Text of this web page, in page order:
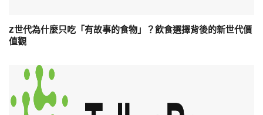
Z世代為什麼只吃「有故事的食物」？飲食選擇背後的新世代價
值觀